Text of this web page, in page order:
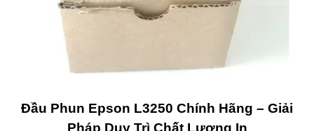
Đầu Phun Epson L3250 Chính Hãng – Giải
Pháp Duy Trì Chất Lượng In